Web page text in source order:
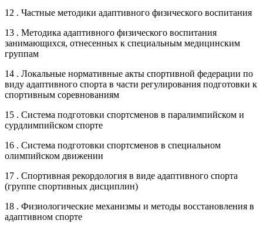
12 . Частные методики адаптивного физического воспитания
13 . Методика адаптивного физического воспитания
занимающихся, отнесенных к специальным медицинским
группам
14 . Локальные нормативные акты спортивной федерации по
виду адаптивного спорта в части регулирования подготовки к
спортивным соревнованиям
15 . Система подготовки спортсменов в паралимпийском и
сурдлимпийском спорте
16 . Система подготовки спортсменов в специальном
олимпийском движении
17 . Спортивная рекордология в виде адаптивного спорта
(группе спортивных дисциплин)
18 . Физиологические механизмы и методы восстановления в
адаптивном спорте